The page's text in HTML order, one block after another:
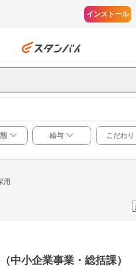
インストール
給与 こだわり
用
中小企業事業・総括課）